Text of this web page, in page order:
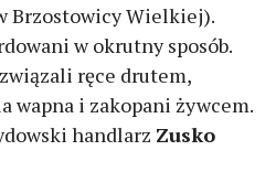
Brzostowicy Wielkiej).
w okrutny sposób.
ręce drutem,
wapna i zakopani żywcem.
handlarz Zusko